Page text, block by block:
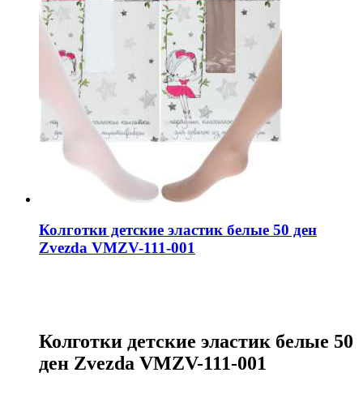
Колготки детские эластик белые 50 ден
Zvezda VMZV-111-001
Колготки детские эластик белые 50
ден Zvezda VMZV-111-001